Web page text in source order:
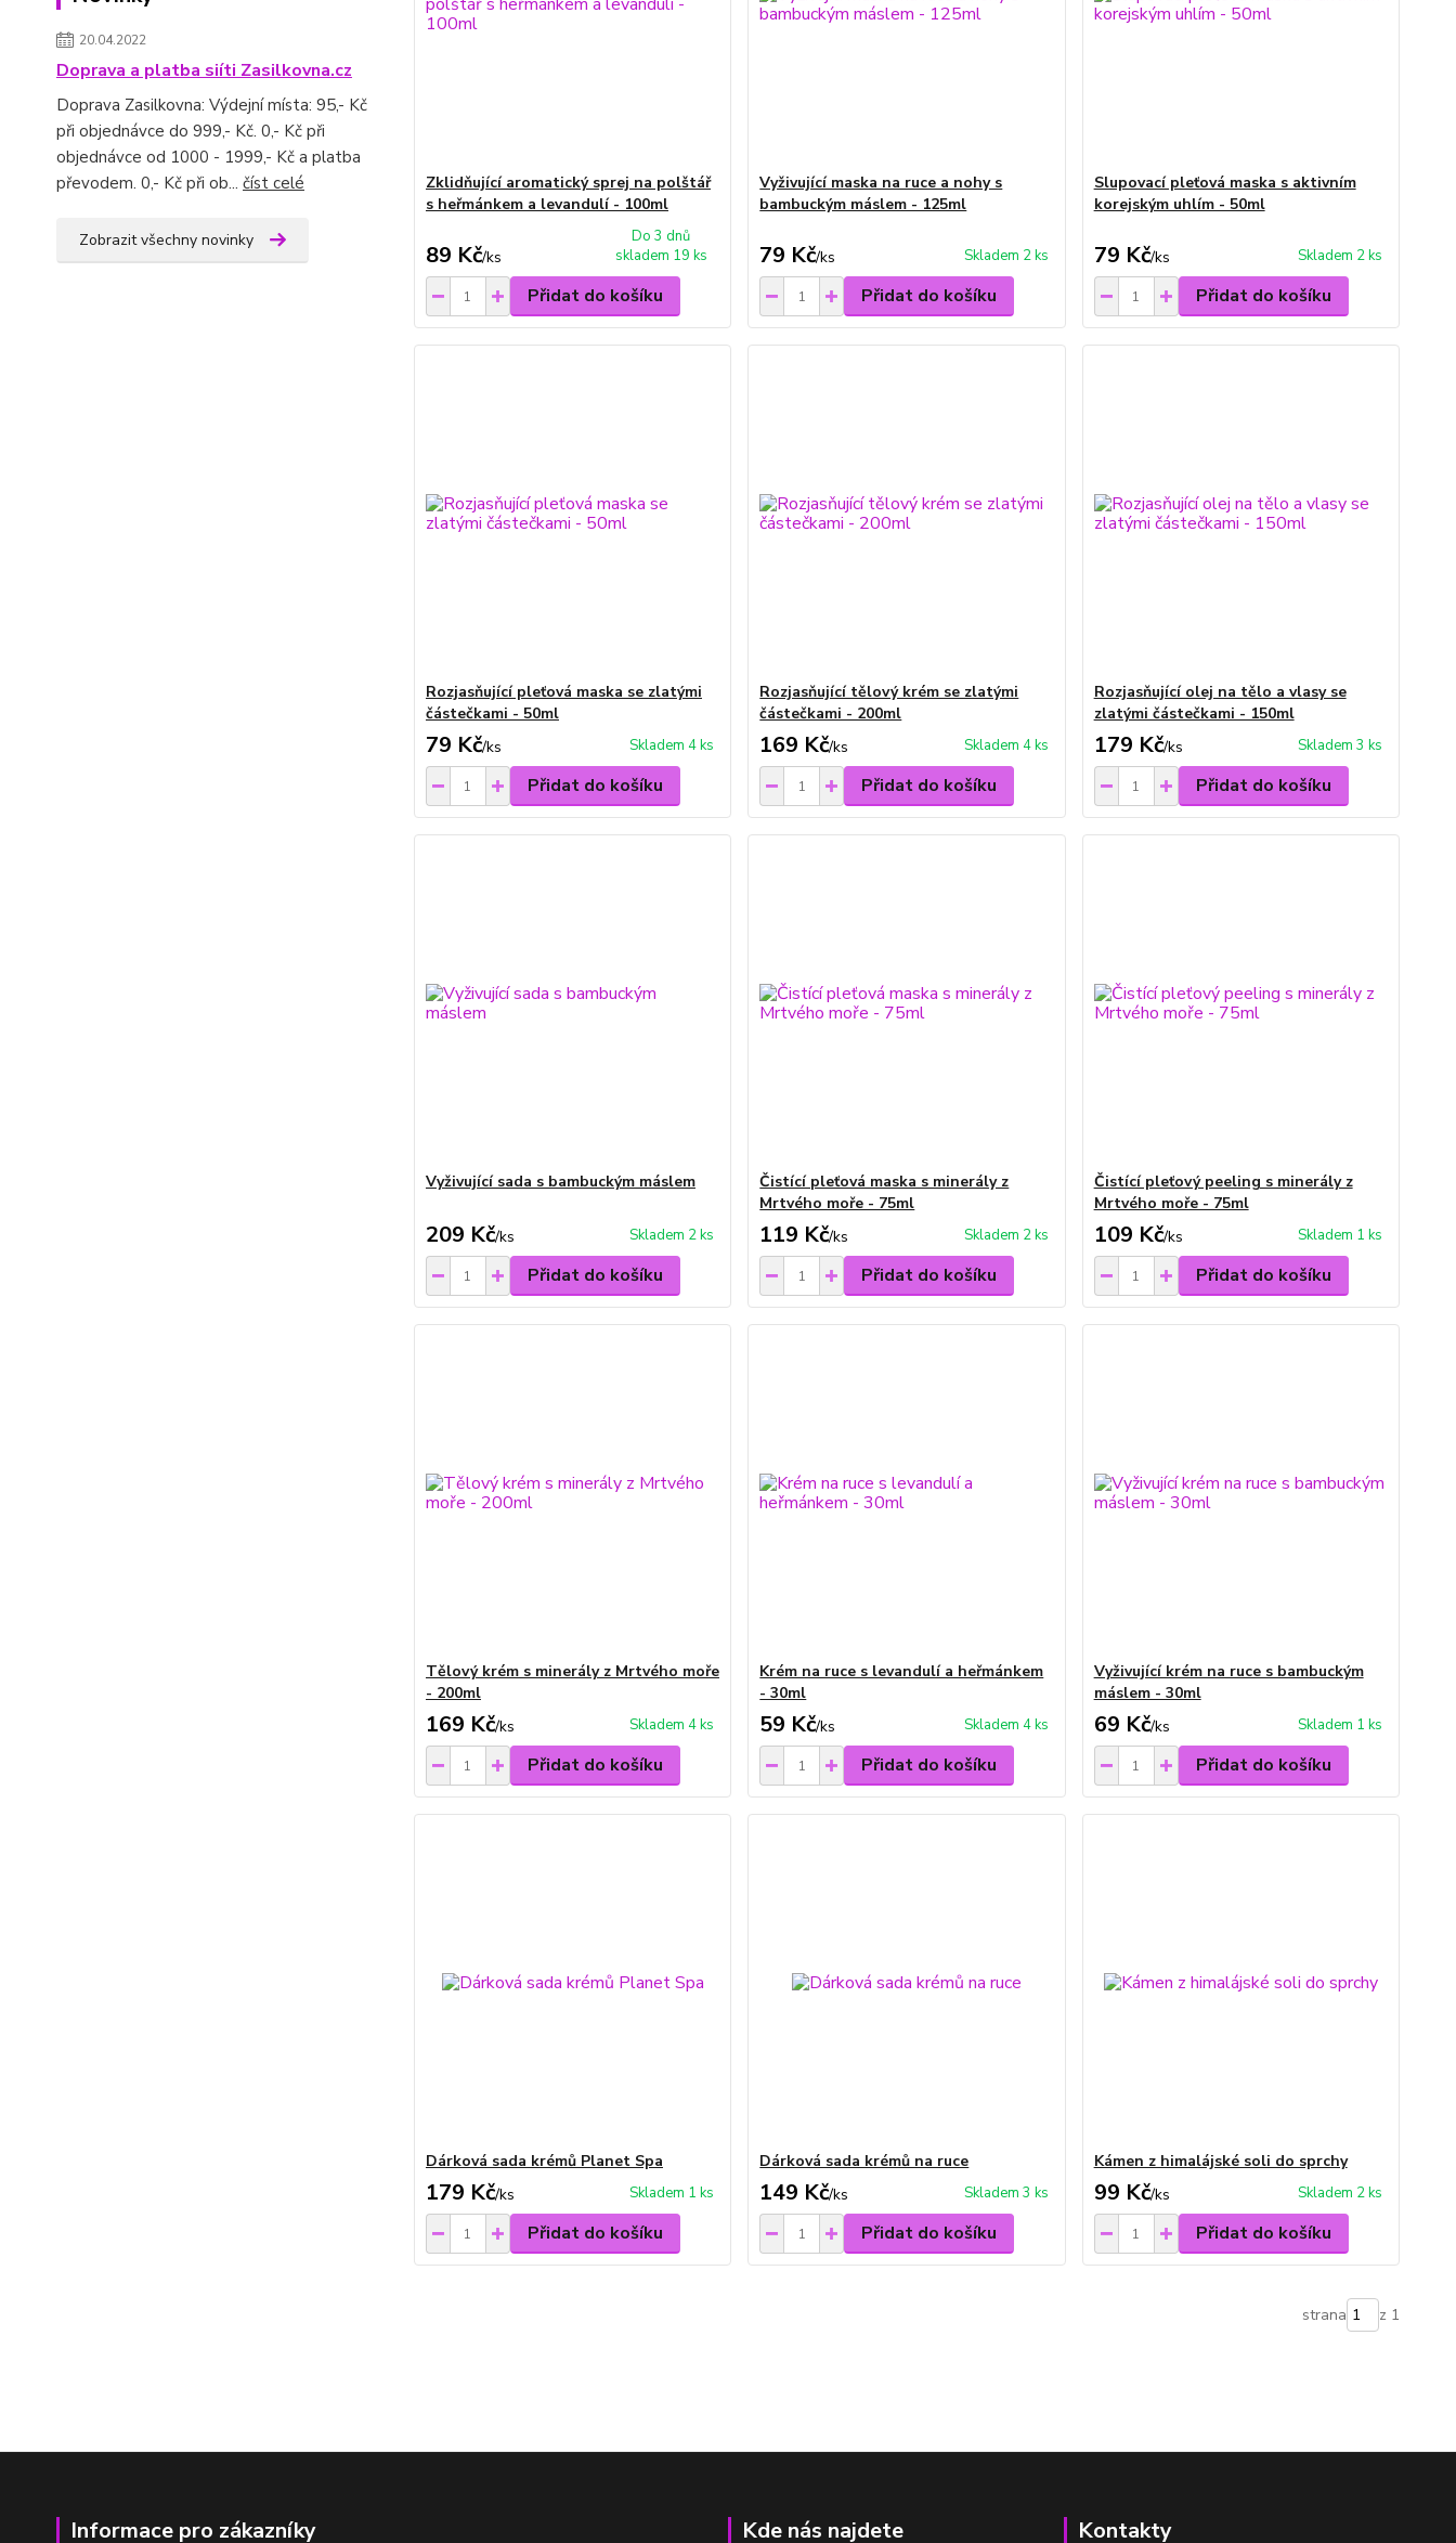
20.04.2022
Doprava a platba siíti Zasilkovna.cz
Doprava Zasilkovna: Výdejní místa: 95,- Kč
při objednávce do 999,- Kč. 0,- Kč při
objednávce od 1000 - 1999,- Kč a platba
převodem. 0,- Kč při ob... číst celé
Zobrazit všechny novinky
Zklidňující aromatický sprej na polštář
s heřmánkem a levandulí - 100ml
89 Kč/ks
Do 3 dnů
skladem 19 ks
Přidat do košíku
Vyživující maska na ruce a nohy s
bambuckým máslem - 125ml
79 Kč/ks Skladem 2 ks
Přidat do košíku
Slupovací pleťová maska s aktivním
korejským uhlím - 50ml
79 Kč/ks Skladem 2 ks
Přidat do košíku
Rozjasňující pleťová maska se zlatými
částečkami - 50ml
79 Kč/ks Skladem 4 ks
Přidat do košíku
Rozjasňující tělový krém se zlatými
částečkami - 200ml
169 Kč/ks Skladem 4 ks
Přidat do košíku
Rozjasňující olej na tělo a vlasy se
zlatými částečkami - 150ml
179 Kč/ks Skladem 3 ks
Přidat do košíku
Vyživující sada s bambuckým máslem
209 Kč/ks Skladem 2 ks
Přidat do košíku
Čistící pleťová maska s minerály z
Mrtvého moře - 75ml
119 Kč/ks Skladem 2 ks
Přidat do košíku
Čistící pleťový peeling s minerály z
Mrtvého moře - 75ml
109 Kč/ks Skladem 1 ks
Přidat do košíku
Tělový krém s minerály z Mrtvého moře
- 200ml
169 Kč/ks Skladem 4 ks
Přidat do košíku
Krém na ruce s levandulí a heřmánkem
- 30ml
59 Kč/ks Skladem 4 ks
Přidat do košíku
Vyživující krém na ruce s bambuckým
máslem - 30ml
69 Kč/ks Skladem 1 ks
Přidat do košíku
Dárková sada krémů Planet Spa
179 Kč/ks Skladem 1 ks
Přidat do košíku
Dárková sada krémů na ruce
149 Kč/ks Skladem 3 ks
Přidat do košíku
Kámen z himalájské soli do sprchy
99 Kč/ks Skladem 2 ks
Přidat do košíku
strana z 1
Informace pro zákazníky Kde nás najdete Kontakty